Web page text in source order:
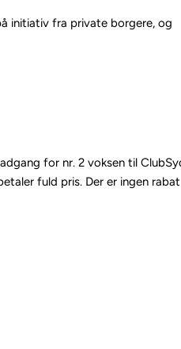
initiativ fra private borgere, og
for nr. 2 voksen til
fuld pris. Der er ingen rabat